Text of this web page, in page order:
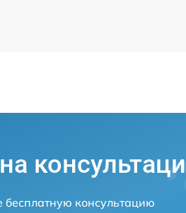
бесплатную консультацию